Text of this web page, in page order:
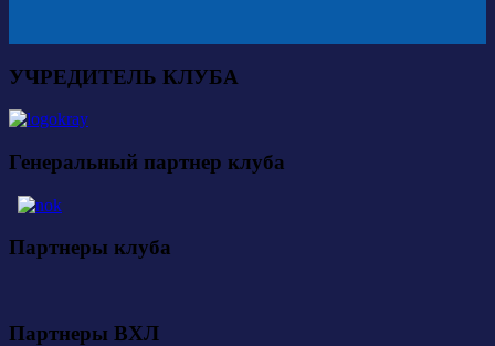
УЧРЕДИТЕЛЬ КЛУБА
Генеральный партнер клуба
Партнеры клуба
Партнеры ВХЛ